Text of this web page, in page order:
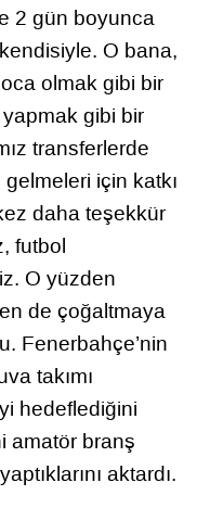
2 gün boyunca
O bana,
olmak gibi bir
gibi bir
transferlerde
için katkı
daha teşekkür
futbol
O yüzden
de çoğaltmaya
Fenerbahçe’nin
takımı
hedeflediğini
amatör branş
aktardı.